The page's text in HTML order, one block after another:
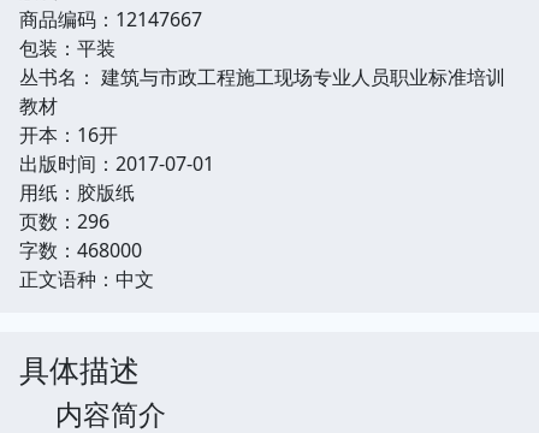
商品编码：12147667
包装：平装
丛书名： 建筑与市政工程施工现场专业人员职业标准培训
教材
开本：16开
出版时间：2017-07-01
用纸：胶版纸
页数：296
字数：468000
正文语种：中文
具体描述
内容简介